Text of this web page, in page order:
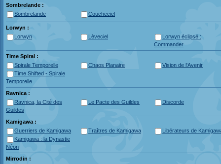
Sombrelande :
Sombrelande
Coucheciel
Lorwyn :
Lorwyn
Lèveciel
Lorwyn éclipsé :
Commander
Time Spiral :
Spirale Temporelle
Chaos Planaire
Vision de l'Avenir
Time Shifted - Spirale
Temporelle
Ravnica :
Ravnica, la Cité des
Guildes
Le Pacte des Guildes Discorde
Kamigawa :
Guerriers de Kamigawa
Traîtres de Kamigawa
Libérateurs de
Kamigawa : la Dynastie
Néon
Mirrodin :